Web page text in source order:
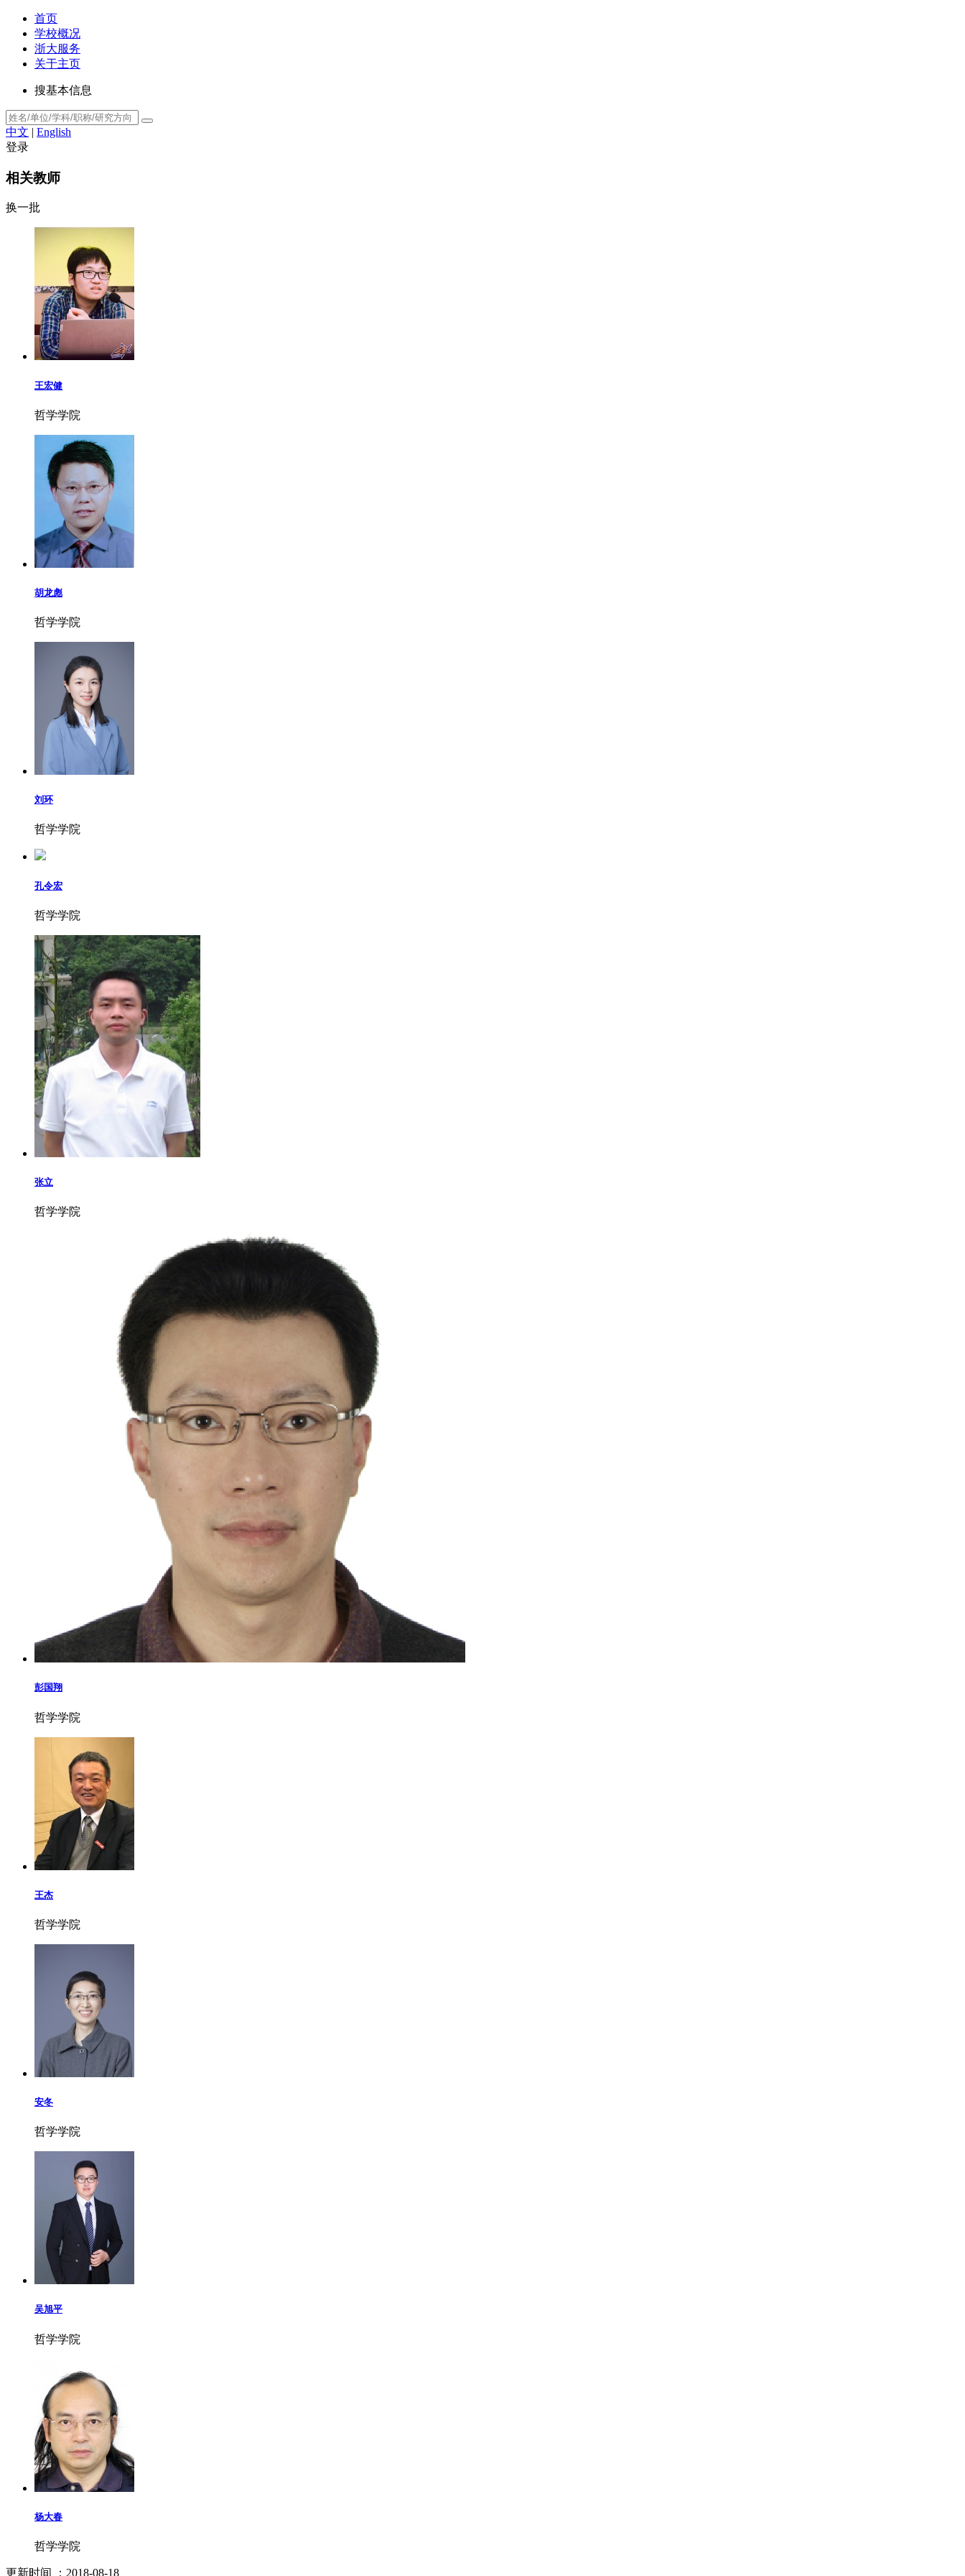
首页
学校概况
浙大服务
关于主页
搜基本信息
中文 | English
登录
相关教师
换一批
王宏健
哲学学院
胡龙彪
哲学学院
刘环
哲学学院
孔令宏
哲学学院
张立
哲学学院
彭国翔
哲学学院
王杰
哲学学院
安冬
哲学学院
吴旭平
哲学学院
杨大春
哲学学院
更新时间 ：2018-08-18